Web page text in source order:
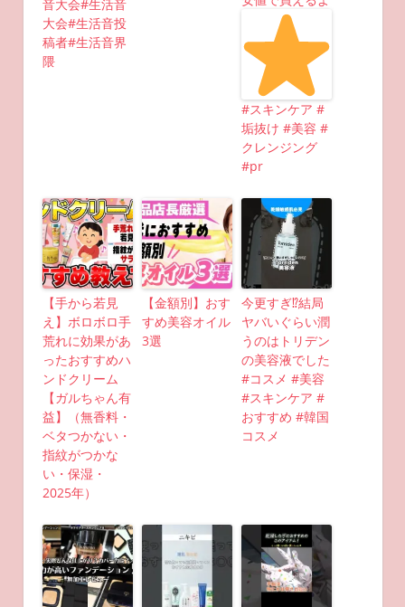
音大会#生活音
大会#生活音投
稿者#生活音界
隈
#スキンケア #
垢抜け #美容 #
クレンジング
#pr
【手から若見
え】ボロボロ手
荒れに効果があ
ったおすすめハ
ンドクリーム
【ガルちゃん有
益】（無香料・
ベタつかない・
指紋がつかな
い・保湿・
2025年）
【金額別】おす
すめ美容オイル
3選
今更すぎ⁉︎結局
ヤバいぐらい潤
うのはトリデン
の美容液でした
#コスメ #美容
#スキンケア #
おすすめ #韓国
コスメ